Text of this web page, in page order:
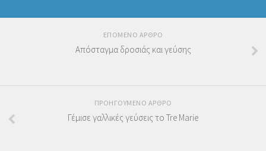
ΕΠΟΜΕΝΟ ΑΡΘΡΟ
Απόσταγμα δροσιάς και γεύσης
ΠΡΟΗΓΟΥΜΕΝΟ ΑΡΘΡΟ
Γέμισε γαλλικές γεύσεις το Tre Marie